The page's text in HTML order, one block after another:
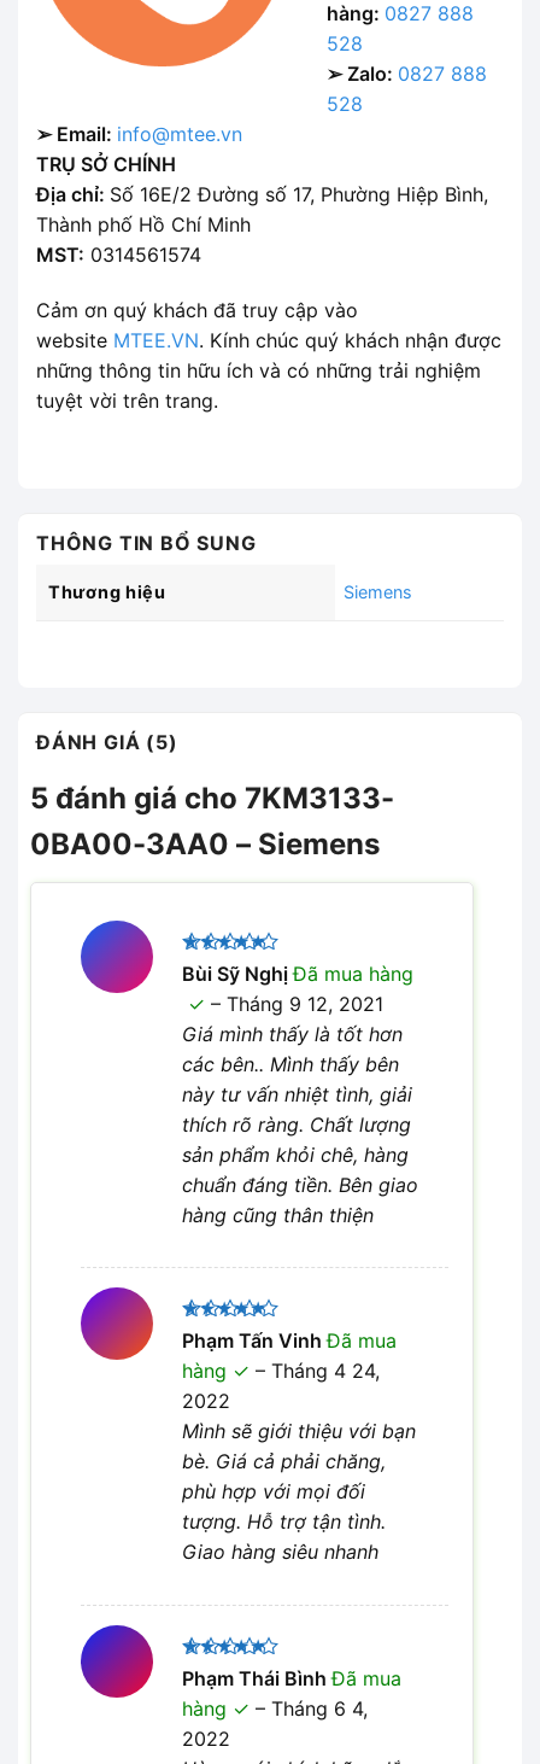
hàng: 0827 888
528
➢ Zalo: 0827 888
528
➢ Email: info@mtee.vn
TRỤ SỞ CHÍNH
Địa chỉ: Số 16E/2 Đường số 17, Phường Hiệp Bình,
Thành phố Hồ Chí Minh
MST: 0314561574
Cảm ơn quý khách đã truy cập vào
website MTEE.VN. Kính chúc quý khách nhận được
những thông tin hữu ích và có những trải nghiệm
tuyệt vời trên trang.
THÔNG TIN BỔ SUNG
Thương hiệu Siemens
ĐÁNH GIÁ (5)
5 đánh giá cho 7KM3133-
0BA00-3AA0 – Siemens
Được xếp
hạng 5
sao
Bùi Sỹ NghịĐã mua hàng
– Tháng 9 12, 2021
Giá mình thấy là tốt hơn
các bên.. Mình thấy bên
này tư vấn nhiệt tình, giải
thích rõ ràng. Chất lượng
sản phẩm khỏi chê, hàng
chuẩn đáng tiền. Bên giao
hàng cũng thân thiện
Được xếp
hạng
5
sao
Phạm Tấn VinhĐã mua
hàng
– Tháng 4 24,
2022
Mình sẽ giới thiệu với bạn
bè. Giá cả phải chăng,
phù hợp với mọi đối
tượng. Hỗ trợ tận tình.
Giao hàng siêu nhanh
Được xếp
hạng 5
sao
Phạm Thái BìnhĐã mua
hàng
– Tháng 6 4,
2022